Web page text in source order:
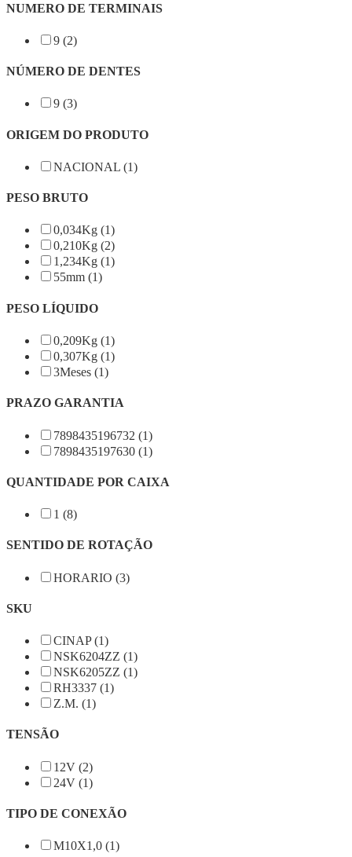
NUMERO DE TERMINAIS
9 (2)
NÚMERO DE DENTES
9 (3)
ORIGEM DO PRODUTO
NACIONAL (1)
PESO BRUTO
0,034Kg (1)
0,210Kg (2)
1,234Kg (1)
55mm (1)
PESO LÍQUIDO
0,209Kg (1)
0,307Kg (1)
3Meses (1)
PRAZO GARANTIA
7898435196732 (1)
7898435197630 (1)
QUANTIDADE POR CAIXA
1 (8)
SENTIDO DE ROTAÇÃO
HORARIO (3)
SKU
CINAP (1)
NSK6204ZZ (1)
NSK6205ZZ (1)
RH3337 (1)
Z.M. (1)
TENSÃO
12V (2)
24V (1)
TIPO DE CONEXÃO
M10X1,0 (1)